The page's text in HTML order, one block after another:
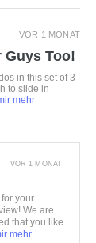
VOR 1 MONAT
Guys Too!
in this set of 3
to slide in
mehr
your
We are
that you like
mehr
VOR 1 MONAT